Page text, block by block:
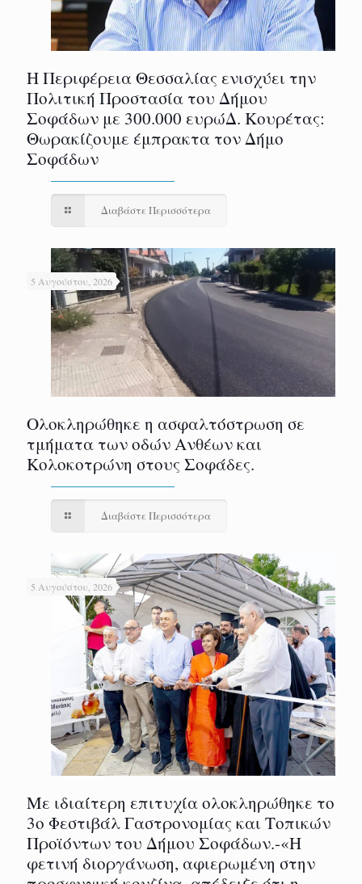
Η Περιφέρεια Θεσσαλίας ενισχύει την
Πολιτική Προστασία του Δήμου
Σοφάδων με 300.000 ευρώΔ. Κουρέτας:
Θωρακίζουμε έμπρακτα τον Δήμο
Σοφάδων
Διαβάστε Περισσότερα
5 Αυγούστου, 2026
Ολοκληρώθηκε η ασφαλτόστρωση σε
τμήματα των οδών Ανθέων και
Κολοκοτρώνη στους Σοφάδες.
Διαβάστε Περισσότερα
5 Αυγούστου, 2026
Με ιδιαίτερη επιτυχία ολοκληρώθηκε το
3ο Φεστιβάλ Γαστρονομίας και Τοπικών
Προϊόντων του Δήμου Σοφάδων.-«Η
φετινή διοργάνωση, αφιερωμένη στην